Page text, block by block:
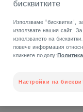
за
бисквитките
Използваме "бисквитки",
използвате нашия сайт.
използването на
повече информация
кликнете по-долу:
Настройки на